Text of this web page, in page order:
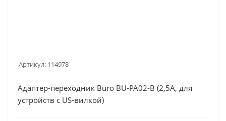
Артикул: 114978
Адаптер-переходник Buro BU-PA02-B (2,5А, для
устройств с US-вилкой)